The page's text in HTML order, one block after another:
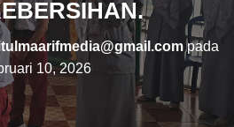
V
I
G
A
S
pada
10, 2026